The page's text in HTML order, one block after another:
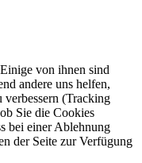
von ihnen sind
andere uns helfen,
verbessern (Tracking
Sie die Cookies
bei einer Ablehnung
der Seite zur Verfügung